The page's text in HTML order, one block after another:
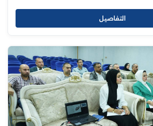
التفاصيل